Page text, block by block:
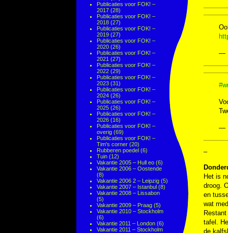
Publicaties voor FOK! –
2017 (28)
Publicaties voor FOK! –
2018 (27)
Publicaties voor FOK! –
2019 (27)
Publicaties voor FOK! –
2020 (26)
Publicaties voor FOK! –
2021 (27)
Publicaties voor FOK! –
2022 (29)
Publicaties voor FOK! –
2023 (31)
Publicaties voor FOK! –
2024 (26)
Publicaties voor FOK! –
2025 (26)
Publicaties voor FOK! –
2026 (16)
Publicaties voor FOK! –
overig (69)
Publicaties voor FOK! –
Tim's corner (20)
Rubberen poedel (6)
Tuin (12)
Vakantie 2005 – Hull eo (6)
Vakantie 2006 – Oostende
(8)
Vakantie 2006 2 – Leipzig (5)
Vakantie 2007 – Istanbul (8)
Vakantie 2008 – Lissabon
(5)
Vakantie 2009 – Praag (5)
Vakantie 2010 – Stockholm
(6)
Vakantie 2011 – London (6)
Vakantie 2011 – Stockholm
—
—
–
Het is
droog.
en
wat
tafel.
de